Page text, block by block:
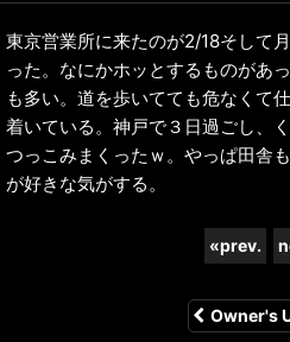
東京営業所に来たのが2/18そして
った。なにかホッとするものがあ
も多い。道を歩いてても危なくて
着いている。神戸で３日過ごし、
つっこみまくったｗ。やっぱ田舎
が好きな気がする。
«prev.
Owner's